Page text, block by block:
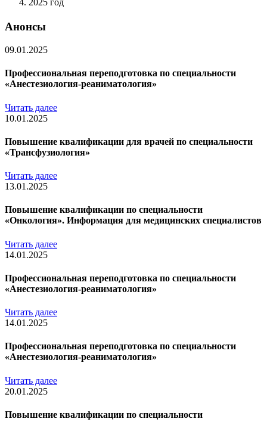
Анонсы
09.01.2025
Профессиональная переподготовка по специальности
«Анестезиология-реаниматология»
Читать далее
10.01.2025
Повышение квалификации для врачей по специальности
«Трансфузиология»
Читать далее
13.01.2025
Повышение квалификации по специальности
«Онкология». Информация для медицинских специалистов
Читать далее
14.01.2025
Профессиональная переподготовка по специальности
«Анестезиология-реаниматология»
Читать далее
14.01.2025
Профессиональная переподготовка по специальности
«Анестезиология-реаниматология»
Читать далее
20.01.2025
Повышение квалификации по специальности